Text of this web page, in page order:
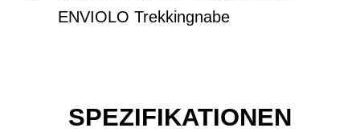
ENVIOLO Trekkingnabe
SPEZIFIKATIONEN